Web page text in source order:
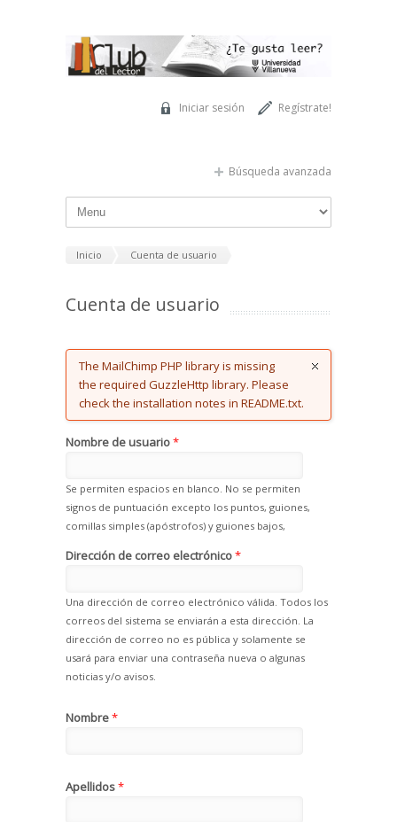
Regístrate!
Iniciar sesión
Búsqueda avanzada
Inicio Cuenta de usuario
Cuenta de usuario
Error message
The MailChimp PHP library is missing
the required GuzzleHttp library. Please
check the installation notes in README.txt.
Nombre de usuario*
Se permiten espacios en blanco. No se permiten
signos de puntuación excepto los puntos, guiones,
comillas simples (apóstrofos) y guiones bajos,
Dirección de correo electrónico*
Una dirección de correo electrónico válida. Todos los
correos del sistema se enviarán a esta dirección. La
dirección de correo no es pública y solamente se
usará para enviar una contraseña nueva o algunas
noticias y/o avisos.
Nombre*
Apellidos*